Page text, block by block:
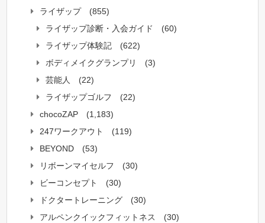
ライザップ
(855)
ライザップ診断・入会ガイド
(60)
ライザップ体験記
(622)
ボディメイクグランプリ
(3)
芸能人
(22)
ライザップゴルフ
(22)
chocoZAP
(1,183)
247ワークアウト
(119)
BEYOND
(53)
リボーンマイセルフ
(30)
ビーコンセプト
(30)
ドクタートレーニング
(30)
アルペンクイックフィットネス
(30)